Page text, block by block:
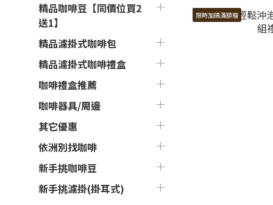
精品咖啡豆【同價位買2
送1】
精品濾掛式咖啡包
精品濾掛式咖啡禮盒
咖啡禮盒推薦
咖啡器具/周邊
其它優惠
依洲別找咖啡
新手挑咖啡豆
新手挑濾掛(掛耳式)
限時加碼滿額贈